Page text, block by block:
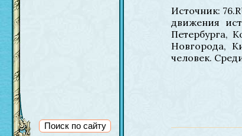
Источник:
движения
Петербурга,
Новгорода,
человек.